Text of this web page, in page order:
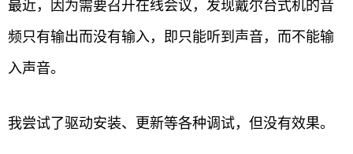
最近，因为需要召开在线会议，发现戴尔台式机的音
频只有输出而没有输入，即只能听到声音，而不能输
入声音。
我尝试了驱动安装、更新等各种调试，但没有效果。